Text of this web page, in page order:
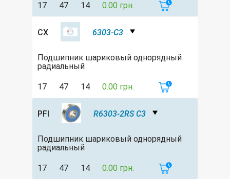
17 47 14 0.00 грн.
CX 6303-C3
Подшипник шариковый однорядный
радиальный
17 47 14 0.00 грн.
PFI R6303-2RS C3
Подшипник шариковый однорядный
радиальный
17 47 14 0.00 грн.